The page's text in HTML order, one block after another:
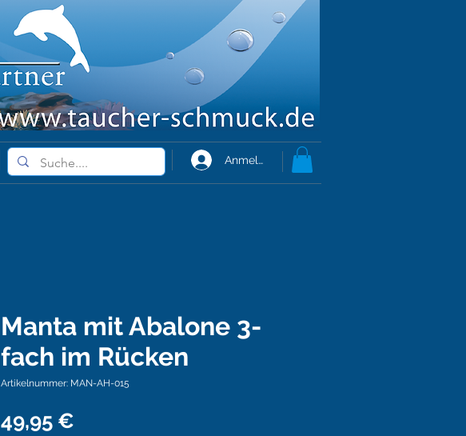
Anmelden
Manta mit Abalone 3-
fach im Rücken
Artikelnummer: MAN-AH-015
49,95 €